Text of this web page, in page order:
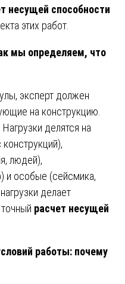
несущей способности
этих работ.
мы определяем, что
эксперт должен
на конструкцию.
делятся на
людей),
и особые (сейсмика,
делает
расчет несущей
работы: почему